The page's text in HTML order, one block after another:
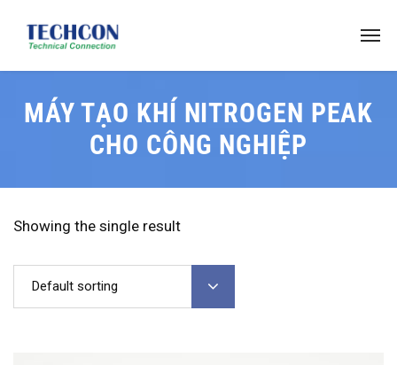
MÁY TẠO KHÍ NITROGEN PEAK
CHO CÔNG NGHIỆP
Showing the single result
Default sorting